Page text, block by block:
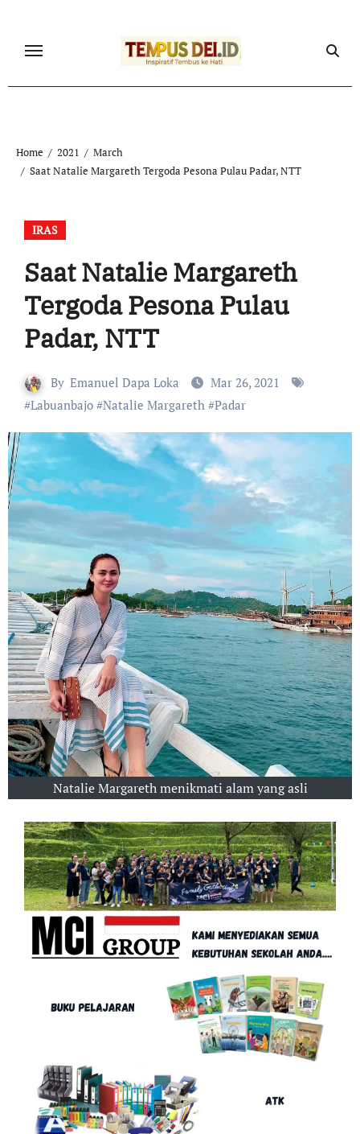
content
Home 2021
March
Saat Natalie Margareth Tergoda Pesona Pulau Padar, NTT
IRAS
Saat Natalie Margareth
Tergoda Pesona Pulau
Padar, NTT
By Emanuel Dapa Loka
Mar 26, 2021
#Labuanbajo#Natalie Margareth #Padar
Natalie Margareth menikmati alam yang asli